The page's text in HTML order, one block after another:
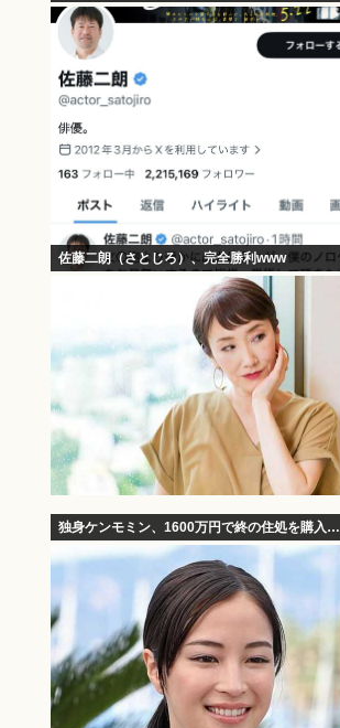
佐藤二朗（さとじろ）、完全勝利www
独身ケンモミン、1600万円で終の住処を購入…